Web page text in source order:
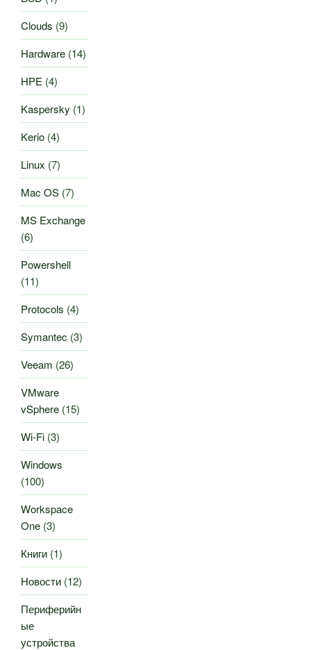
Clouds (9)
Hardware (14)
HPE (4)
Kaspersky (1)
Kerio (4)
Linux (7)
Mac OS (7)
MS Exchange
(6)
Powershell
(11)
Protocols (4)
Symantec (3)
Veeam (26)
VMware
vSphere (15)
Wi-Fi (3)
Windows
(100)
Workspace
One (3)
Книги (1)
Новости (12)
Периферийн
ые
устройства